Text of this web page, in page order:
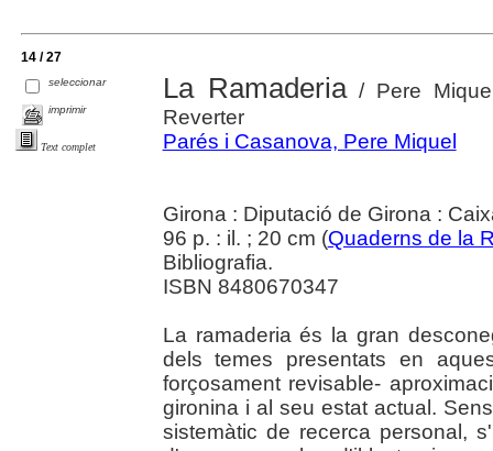
14 / 27
seleccionar
imprimir
Text complet
La Ramaderia/ Pere
Reverter
Parés i Casanova, Pere Miquel
Girona : Diputació de Girona :
96 p. : il. ; 20 cm (Quaderns de la
Bibliografia.
ISBN 8480670347
La ramaderia és la gran
dels temes presentats en
forçosament revisable-
gironina i al seu estat actual.
sistemàtic de recerca personal,